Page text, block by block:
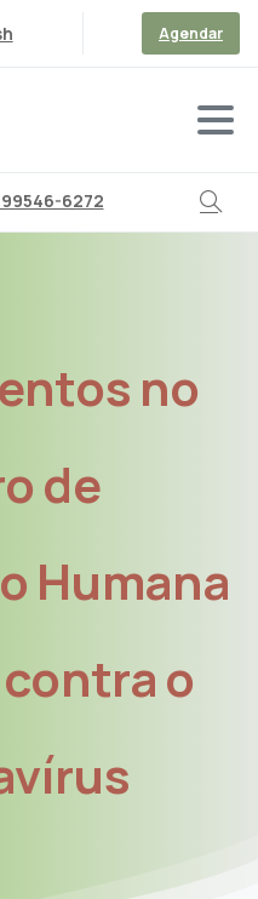
Agendar
99546-6272
no
de
Humana
contrao